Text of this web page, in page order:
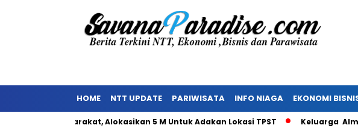
HOME NTT UPDATE PARIWISATA INFO NIAGA EKONOMI
Masyarakat, Alokasikan 5 M Untuk Adakan Lokasi TPST Keluarga Alm Jacob